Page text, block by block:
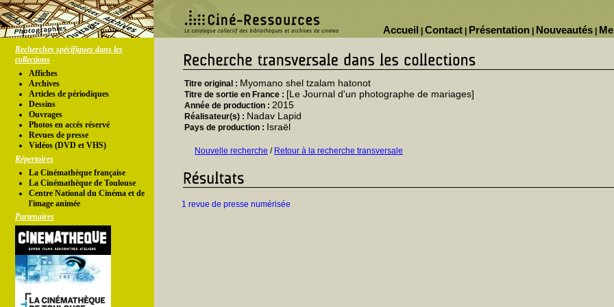
Nouveautés
Présentation
Contact
Accueil
Recherches spécifiques dans les
collections
Affiches
Archives
Articles de périodiques
Dessins
Ouvrages
Photos en accés réservé
Revues de presse
Vidéos (DVD et VHS)
Répertoires
La Cinémathèque française
La Cinémathèque de Toulouse
Centre National du Cinéma et de
l'image animée
Partenaires
Titre original : Myomano shel tzalam hatonot
Titre de sortie en France : [Le Journal d'un photographe de mariages]
Année de production : 2015
Réalisateur(s) : Nadav Lapid
Pays de production : Israël
Nouvelle recherche / Retour à la recherche transversale
1 revue de presse numérisée